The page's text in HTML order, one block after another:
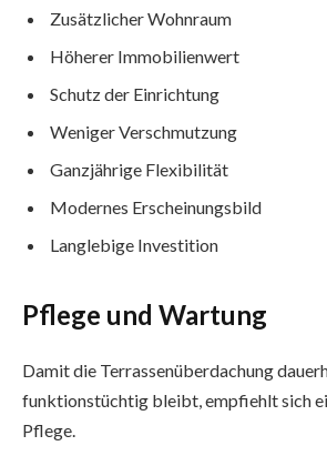
Zusätzlicher Wohnraum
Höherer Immobilienwert
Schutz der Einrichtung
Weniger Verschmutzung
Ganzjährige Flexibilität
Modernes Erscheinungsbild
Langlebige Investition
Pflege und Wartung
Damit die Terrassenüberdachung
funktionstüchtig bleibt, empfiehlt sich
Pflege.